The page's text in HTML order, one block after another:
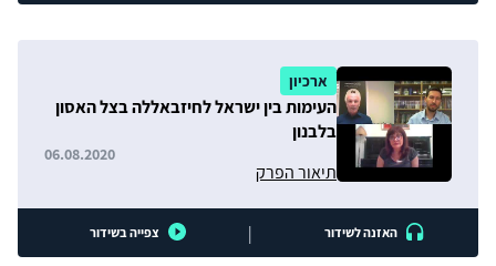
ארכיון
העימות בין ישראל לחיזבאללה בצל האסון
בלבנון
תיאור הפרק
06.08.2020
האזנה לשידור | צפייה בשידור